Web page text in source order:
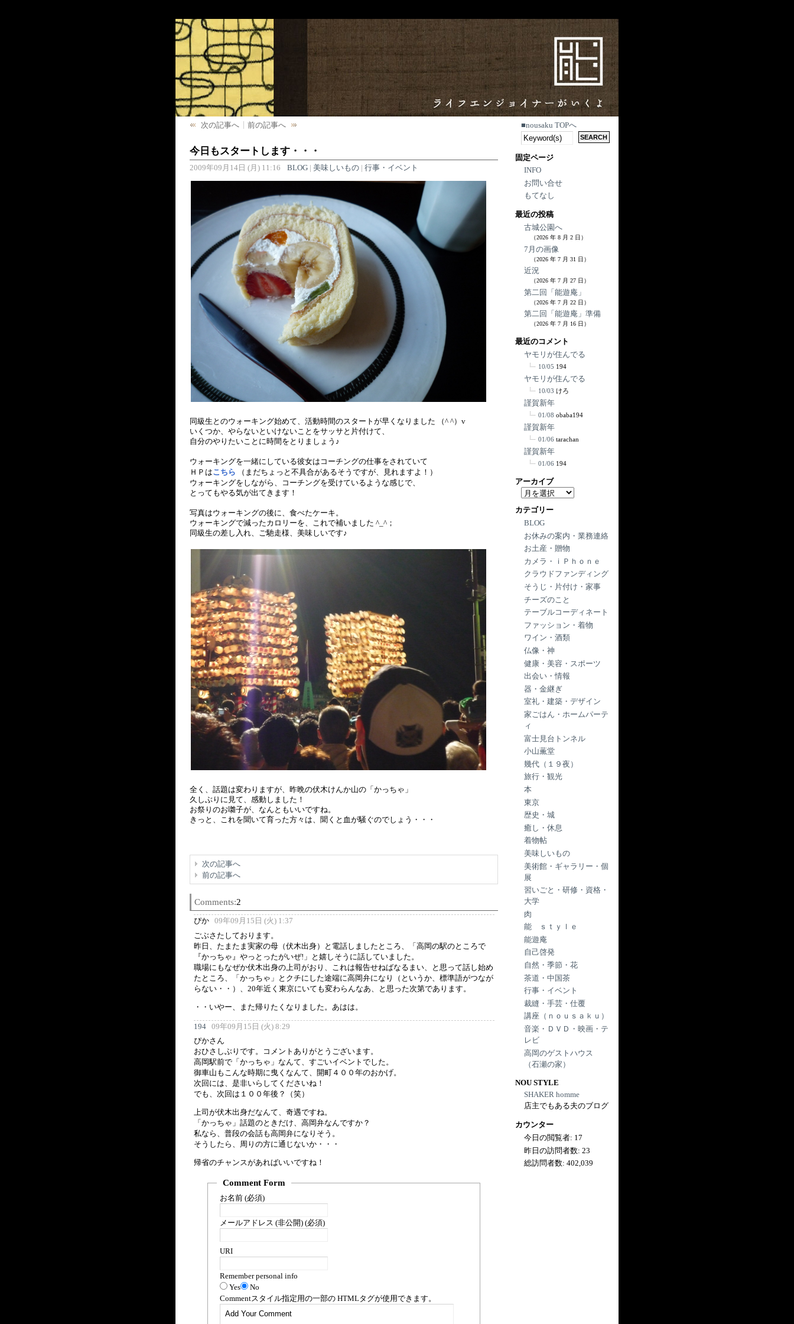
次の記事へ 前の記事へ
今日もスタートします・・・
2009年09月14日 (月) 11:16 BLOG| 美味しいもの| 行事・イベント
同級生とのウォーキング始めて、活動時間のスタートが早くなりました （^ ^）v
いくつか、やらないといけないことをサッサと片付けて、
自分のやりたいことに時間をとりましょう♪
ウォーキングを一緒にしている彼女はコーチングの仕事をされていて
ＨＰはこちら （まだちょっと不具合があるそうですが、見れますよ！）
ウォーキングをしながら、コーチングを受けているような感じで、
とってもやる気が出てきます！
写真はウォーキングの後に、食べたケーキ。
ウォーキングで減ったカロリーを、これで補いました ^_^；
同級生の差し入れ、ご馳走様、美味しいです♪
全く、話題は変わりますが、昨晩の伏木けんか山の「かっちゃ」
久しぶりに見て、感動しました！
お祭りのお囃子が、なんともいいですね。
きっと、これを聞いて育った方々は、聞くと血が騒ぐのでしょう・・・
次の記事へ
前の記事へ
Comments:2
ぴか
09年09月15日 (火) 1:37
ごぶさたしております。
昨日、たまたま実家の母（伏木出身）と電話しましたところ、「高岡の駅のところで
『かっちゃ』やっとったがいぜ!」と嬉しそうに話していました。
職場にもなぜか伏木出身の上司がおり、これは報告せねばなるまい、と思って話し始め
たところ、「かっちゃ」とクチにした途端に高岡弁になり（というか、標準語がつなが
らない・・）、20年近く東京にいても変わらんなあ、と思った次第であります。
・・いやー、また帰りたくなりました。あはは。
194
09年09月15日 (火) 8:29
ぴかさん
おひさしぶりです。コメントありがとうございます。
高岡駅前で「かっちゃ」なんて、すごいイベントでした。
御車山もこんな時期に曳くなんて、開町４００年のおかげ。
次回には、是非いらしてくださいね！
でも、次回は１００年後？（笑）
上司が伏木出身だなんて、奇遇ですね。
「かっちゃ」話題のときだけ、高岡弁なんですか？
私なら、普段の会話も高岡弁になりそう。
そうしたら、周りの方に通じないか・・・
帰省のチャンスがあればいいですね！
Comment Form
お名前 (必須)
メールアドレス (非公開) (必須)
URI
Remember personal info
Yes
No
Commentスタイル指定用の一部の HTMLタグが使用できます。
■nousaku TOPへ
固定ページ
INFO
お問い合せ
もてなし
最近の投稿
古城公園へ
（2026 年 8 月 2 日）
7月の画像
（2026 年 7 月 31 日）
近況
（2026 年 7 月 27 日）
第二回「能遊庵」
（2026 年 7 月 22 日）
第二回「能遊庵」準備
（2026 年 7 月 16 日）
最近のコメント
ヤモリが住んでる
10/05 194
ヤモリが住んでる
10/03 けろ
謹賀新年
01/08 obaba194
謹賀新年
01/06 tarachan
謹賀新年
01/06 194
アーカイブ
ア
カ
イ
ブ
カテゴリー
BLOG
お休みの案内・業務連絡
お土産・贈物
カメラ・ｉＰｈｏｎｅ
クラウドファンディング
そうじ・片付け・家事
チーズのこと
テーブルコーディネート
ファッション・着物
ワイン・酒類
仏像・神
健康・美容・スポーツ
出会い・情報
器・金継ぎ
室礼・建築・デザイン
家ごはん・ホームパーテ
ィ
富士見台トンネル
小山薫堂
幾代（１９夜）
旅行・観光
本
東京
歴史・城
癒し・休息
着物帖
美味しいもの
美術館・ギャラリー・個
展
習いごと・研修・資格・
大学
肉
能 ｓｔｙｌｅ
能遊庵
自己啓発
自然・季節・花
茶道・中国茶
行事・イベント
裁縫・手芸・仕覆
講座（ｎｏｕｓａｋｕ）
音楽・ＤＶＤ・映画・テ
レビ
高岡のゲストハウス
（石瀬の家）
NOU STYLE
SHAKER homme
店主でもある夫のブログ
カウンター
今日の閲覧者: 17
昨日の訪問者数:23
総訪問者数:402,039